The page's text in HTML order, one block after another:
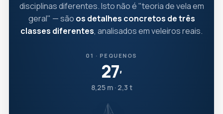
disciplinas diferentes. Isto não é "teoria de vela em
geral" — são os detalhes concretos de três
classes diferentes, analisados em veleiros reais.
01 · PEQUENOS
27′
8,25 m · 2,3 t